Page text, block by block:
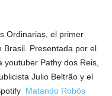
Ordinarias, el primer
Brasil. Presentada por el
Pathy dos Reis,
Julio Beltrão y el
Matando Robôs